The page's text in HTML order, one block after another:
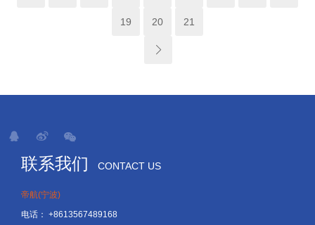
19 20 21
联系我们 CONTACT US
帝航(宁波)
电话： +8613567489168